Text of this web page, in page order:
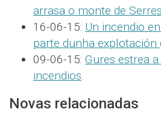
arrasa o monte de Serres
16-06-15: Un incendio
parte dunha explotación
09-06-15: Gures estrea
incendios.
Novas relacionadas